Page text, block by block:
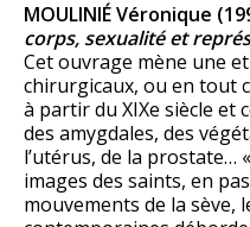
MOULINIÉ Véronique
corps, sexualité et
Cet ouvrage mène une
chirurgicaux, ou en tout
à partir du XIXe siècle et
des amygdales, des
l’utérus, de la prostate…
images des saints, en
mouvements de la sève,